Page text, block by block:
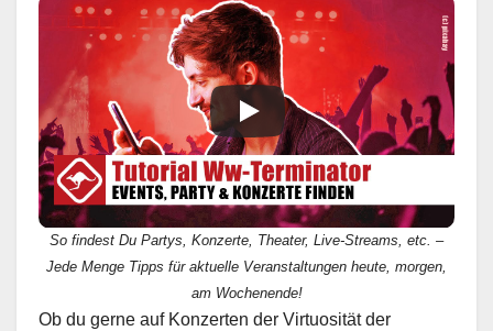
So findest Du Partys, Konzerte, Theater, Live-Streams, etc. –
Jede Menge Tipps für aktuelle Veranstaltungen heute, morgen,
am Wochenende!
Ob du gerne auf Konzerten der Virtuosität der